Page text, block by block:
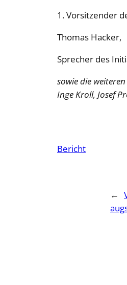
1. Vorsitzender
Thomas Hacker,
Sprecher des
sowie die
Inge Kroll, Josef
Bericht
←